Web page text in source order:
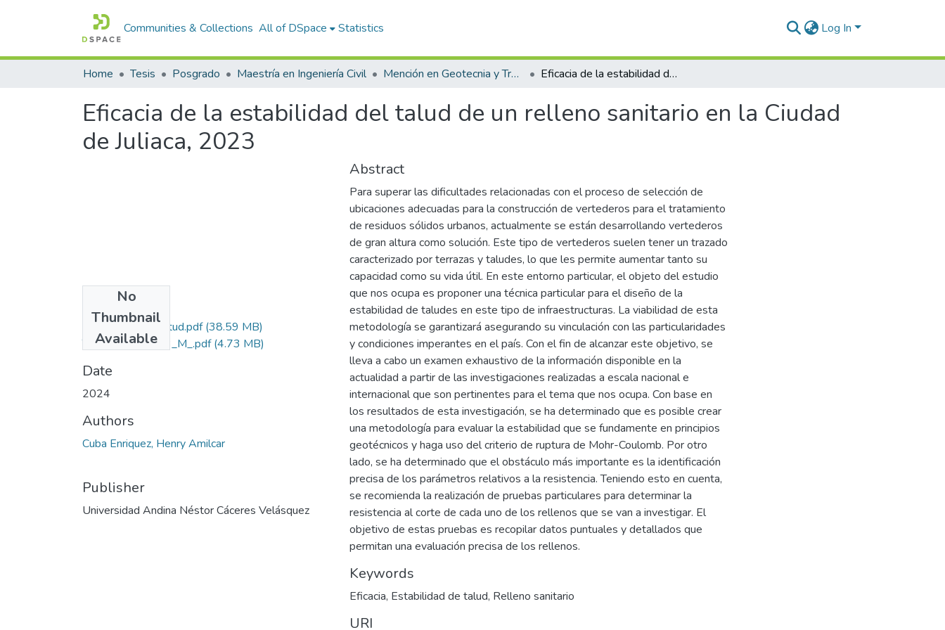
Communities & Collections All of DSpace Statistics Log In
Home Tesis Posgrado Maestría en Ingeniería Civil Mención en Geotecnia y Transportes Eficacia de la estabilidad del talud de un relleno sanitario en la Ciudad de Juliaca, 2023
Eficacia de la estabilidad del talud de un relleno sanitario en la Ciudad
de Juliaca, 2023
No
Thumbnail
Available
Grado de Similitud.pdf(38.59 MB)
T036_47244523_M_.pdf(4.73 MB)
Date
2024
Authors
Cuba Enriquez, Henry Amilcar
Publisher
Universidad Andina Néstor Cáceres Velásquez
Abstract
Para superar las dificultades relacionadas con el proceso de selección de
ubicaciones adecuadas para la construcción de vertederos para el tratamiento
de residuos sólidos urbanos, actualmente se están desarrollando vertederos
de gran altura como solución. Este tipo de vertederos suelen tener un trazado
caracterizado por terrazas y taludes, lo que les permite aumentar tanto su
capacidad como su vida útil. En este entorno particular, el objeto del estudio
que nos ocupa es proponer una técnica particular para el diseño de la
estabilidad de taludes en este tipo de infraestructuras. La viabilidad de esta
metodología se garantizará asegurando su vinculación con las particularidades
y condiciones imperantes en el país. Con el fin de alcanzar este objetivo, se
lleva a cabo un examen exhaustivo de la información disponible en la
actualidad a partir de las investigaciones realizadas a escala nacional e
internacional que son pertinentes para el tema que nos ocupa. Con base en
los resultados de esta investigación, se ha determinado que es posible crear
una metodología para evaluar la estabilidad que se fundamente en principios
geotécnicos y haga uso del criterio de ruptura de Mohr-Coulomb. Por otro
lado, se ha determinado que el obstáculo más importante es la identificación
precisa de los parámetros relativos a la resistencia. Teniendo esto en cuenta,
se recomienda la realización de pruebas particulares para determinar la
resistencia al corte de cada uno de los rellenos que se van a investigar. El
objetivo de estas pruebas es recopilar datos puntuales y detallados que
permitan una evaluación precisa de los rellenos.
Keywords
Eficacia, Estabilidad de talud, Relleno sanitario
URI